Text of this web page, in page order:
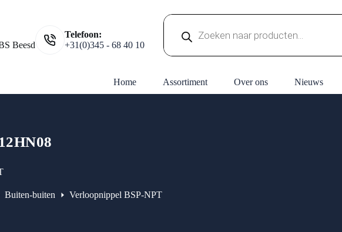
Beesd
Telefoon:
+31(0)345 - 68 40 10
zoeken
Home Assortiment Over ons Nieuws
Buiten-buiten Verloopnippel BSP-NPT